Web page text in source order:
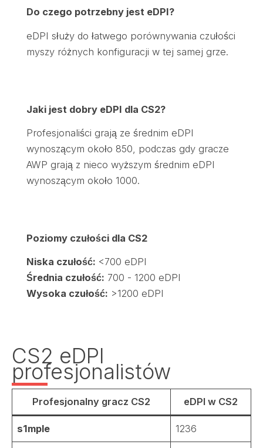
Do czego potrzebny jest eDPI?
eDPI służy do łatwego porównywania czułości
myszy różnych konfiguracji w tej samej grze.
Jaki jest dobry eDPI dla CS2?
Profesjonaliści grają ze średnim eDPI
wynoszącym około 850, podczas gdy gracze
AWP grają z nieco wyższym średnim eDPI
wynoszącym około 1000.
Poziomy czułości dla CS2
Niska czułość: <700 eDPI
Średnia czułość: 700 - 1200 eDPI
Wysoka czułość: >1200 eDPI
CS2 eDPI
profesjonalistów
Profesjonalny gracz CS2 eDPI w CS2
s1mple 1236